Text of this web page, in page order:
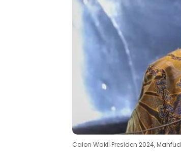
Calon Wakil Presiden 2024,